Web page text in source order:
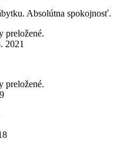
Absolútna spokojnosť.
preložené.
2021
preložené.